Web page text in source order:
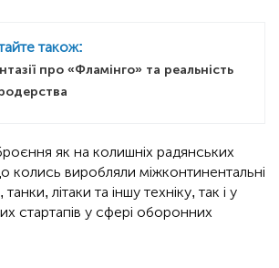
також:
про «Фламінго» та реальність
як на колишніх радянських
колись виробляли міжконтинентальні
літаки та іншу техніку, так і у
стартапів у сфері оборонних